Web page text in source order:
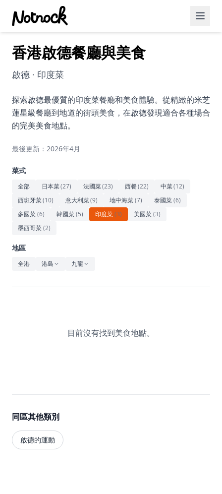
精選活動
博客文章
約會好去處
美食佳餚
藝術文化
休閒
音樂
香港啟德餐廳與美食
啟德 · 印度菜
探索啟德最優質的印度菜餐廳和美食體驗。從精緻的米芝
蓮星級餐廳到地道的街頭美食，在啟德發現適合各種場合
的完美美食地點。
最後更新：2026年4月
菜式
全部 日本菜(27) 法國菜(23) 西餐(22) 中菜(12)
西班牙菜(10) 意大利菜(9) 地中海菜(7) 泰國菜(6)
多國菜(6) 韓國菜(5) 印度菜(3) 美國菜(3)
墨西哥菜(2)
地區
全港 港島 九龍
目前沒有找到美食地點。
同區其他類別
啟德的運動